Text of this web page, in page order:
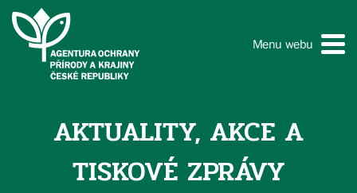
Menu webu
AKTUALITY, AKCE A
TISKOVÉ ZPRÁVY